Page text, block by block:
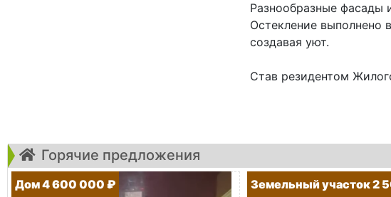
Разнообразные фасады
Остекление выполнено
создавая уют.
Став резидентом
Горячие предложения
Дом 4 600 000 ₽ Земельный участок 2